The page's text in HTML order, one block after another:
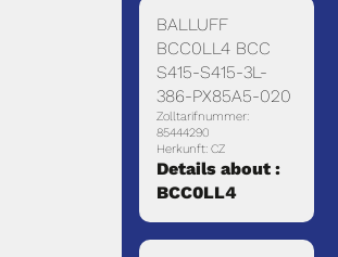
BALLUFF
BCC0LL4 BCC
S415-S415-3L-
386-PX85A5-020
Zolltarifnummer:
85444290
Herkunft: CZ
Details about :
BCC0LL4